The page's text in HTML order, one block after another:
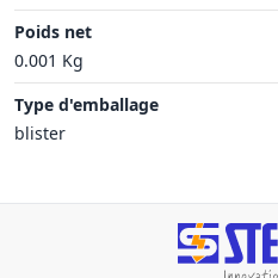
Poids net
0.001 Kg
Type d'emballage
blister